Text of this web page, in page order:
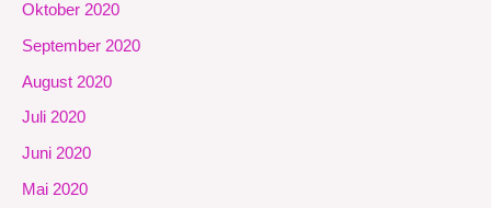
Oktober 2020
September 2020
August 2020
Juli 2020
Juni 2020
Mai 2020